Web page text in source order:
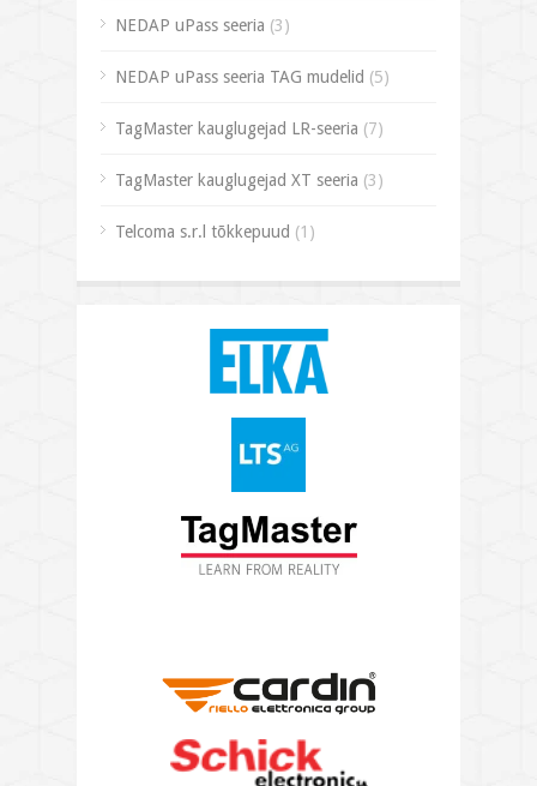
NEDAP uPass seeria (3)
NEDAP uPass seeria TAG mudelid (5)
TagMaster kauglugejad LR-seeria (7)
TagMaster kauglugejad XT seeria (3)
Telcoma s.r.l tõkkepuud (1)